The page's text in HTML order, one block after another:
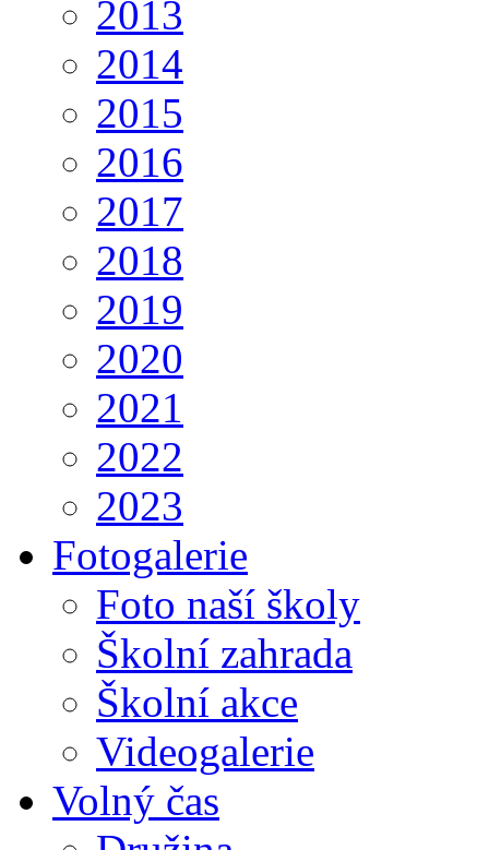
2013
2014
2015
2016
2017
2018
2019
2020
2021
2022
2023
Fotogalerie
Foto naší školy
Školní zahrada
Školní akce
Videogalerie
Volný čas